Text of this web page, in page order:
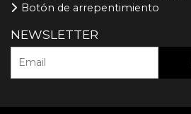
Botón de arrepentimiento
NEWSLETTER